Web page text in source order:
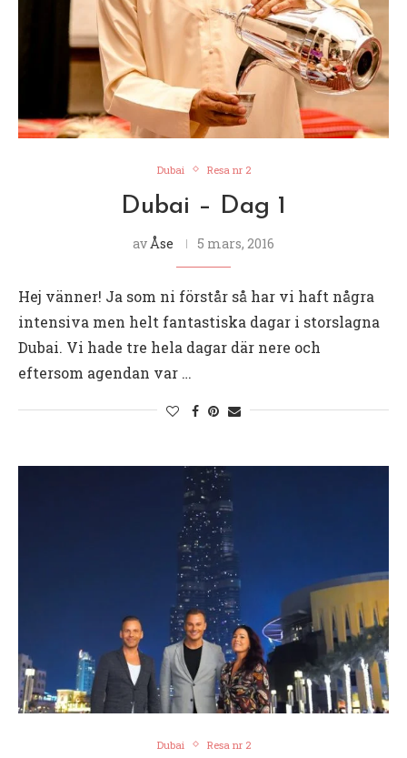
Dubai Resa nr 2
Dubai – Dag 1
av Åse 5 mars, 2016
Hej vänner! Ja som ni förstår så har vi haft några
intensiva men helt fantastiska dagar i storslagna
Dubai. Vi hade tre hela dagar där nere och
eftersom agendan var …
Dubai Resa nr 2